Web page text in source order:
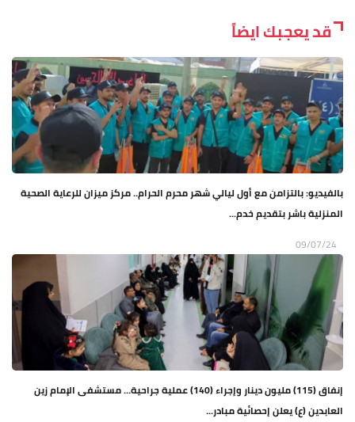
قد يعجبك ايضاً
بالفيديو: بالتزامن مع أول ليالي شهر محرم الحرام.. مركز ميزان للرعاية الصحية
المنزلية باشر بتقديم خدم...
09/07/24
إنفاق (115) مليون دينار وإجراء (140) عملية جراحية… مستشفى الإمام زين
العابدين (ع) يعلن إحصائية مبادر...